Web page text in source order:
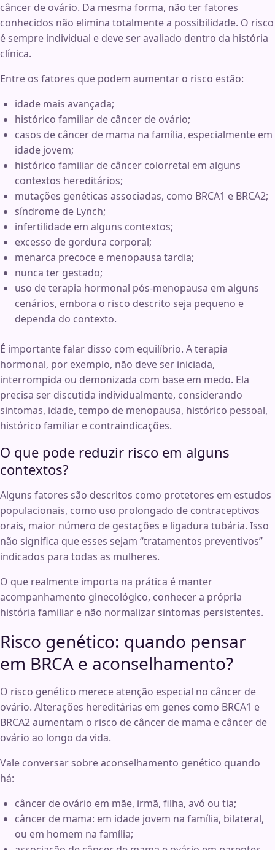
câncer de ovário. Da mesma forma, não ter fatores
conhecidos não elimina totalmente a possibilidade. O risco
é sempre individual e deve ser avaliado dentro da história
clínica.
Entre os fatores que podem aumentar o risco estão:
idade mais avançada;
histórico familiar de câncer de ovário;
casos de câncer de mama na família, especialmente em
idade jovem;
histórico familiar de câncer colorretal em alguns
contextos hereditários;
mutações genéticas associadas, como BRCA1 e BRCA2;
síndrome de Lynch;
infertilidade em alguns contextos;
excesso de gordura corporal;
menarca precoce e menopausa tardia;
nunca ter gestado;
uso de terapia hormonal pós-menopausa em alguns
cenários, embora o risco descrito seja pequeno e
dependa do contexto.
É importante falar disso com equilíbrio. A terapia
hormonal, por exemplo, não deve ser iniciada,
interrompida ou demonizada com base em medo. Ela
precisa ser discutida individualmente, considerando
sintomas, idade, tempo de menopausa, histórico pessoal,
histórico familiar e contraindicações.
O que pode reduzir risco em alguns
contextos?
Alguns fatores são descritos como protetores em estudos
populacionais, como uso prolongado de contraceptivos
orais, maior número de gestações e ligadura tubária. Isso
não significa que esses sejam “tratamentos preventivos”
indicados para todas as mulheres.
O que realmente importa na prática é manter
acompanhamento ginecológico, conhecer a própria
história familiar e não normalizar sintomas persistentes.
Risco genético: quando pensar
em BRCA e aconselhamento?
O risco genético merece atenção especial no câncer de
ovário. Alterações hereditárias em genes como BRCA1 e
BRCA2 aumentam o risco de câncer de mama e câncer de
ovário ao longo da vida.
Vale conversar sobre aconselhamento genético quando
há:
câncer de ovário em mãe, irmã, filha, avó ou tia;
câncer de mama: em idade jovem na família, bilateral,
ou em homem na família;